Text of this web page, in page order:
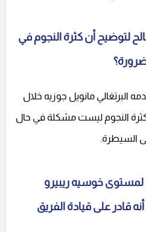
لتوضيح أن كثرة النجوم في
مانويل جوزيه خلال
كثرة النجوم ليست مشكلة في حال
السيطرة.
خوسيه ريبيرو
قادر على قيادة الفريق